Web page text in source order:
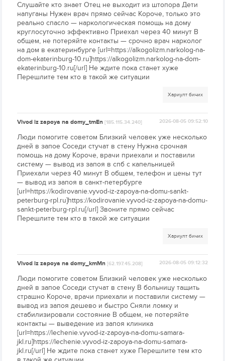
Слушайте кто знает Отец не выходит из штопора Дети
напуганы Нужен врач прямо сейчас Короче, только это
реально спасло — наркологическая помощь на дому
круглосуточно эффективно Приехал через 40 минут В
общем, не потеряйте контакты — срочно врач нарколог
на дом в екатеринбурге [url=https://alkogolizm.narkolog-na-
dom-ekaterinburg-10.ru]https://alkogolizm.narkolog-na-dom-
ekaterinburg-10.ru[/url] Не ждите пока станет хуже
Перешлите тем кто в такой же ситуации
Хариулт бичих
Vivod iz zapoya na domy_tmEn[185.115.34.240] 2026-08-05 09:52:10
Люди помогите советом Близкий человек уже несколько
дней в запое Соседи стучат в стену Нужна срочная
помощь на дому Короче, врачи приехали и поставили
систему — вывод из запоя в спб с капельницей
Приехали через 40 минут В общем, телефон и цены тут
— вывод из запоя в санкт-петербурге
[url=https://kodirovanie.vyvod-iz-zapoya-na-domu-sankt-
peterburg-rpl.ru]https://kodirovanie.vyvod-iz-zapoya-na-domu-
sankt-peterburg-rpl.ru[/url] Звоните прямо сейчас
Перешлите тем кто в такой же ситуации
Хариулт бичих
Vivod iz zapoya na domy_kmMn[62.197.45.208] 2026-08-05 09:12:32
Люди помогите советом Близкий человек уже несколько
дней в запое Соседи стучат в стену В больницу тащить
страшно Короче, врачи приехали и поставили систему —
вывод из запоя дешево и быстро Сняли ломку и
стабилизировали состояние В общем, не потеряйте
контакты — выведение из запоя клиника
[url=https://lechenie.vyvod-iz-zapoya-na-domu-samara-
jkl.ru]https://lechenie.vyvod-iz-zapoya-na-domu-samara-
jkl.ru[/url] Не ждите пока станет хуже Перешлите тем кто